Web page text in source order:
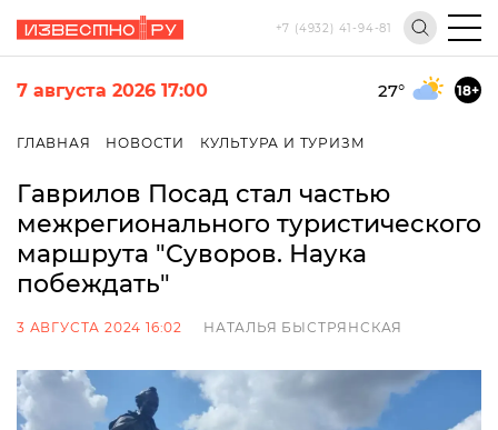
+7 (4932) 41-94-81
7 августа 2026 17:00 27° 18+
ГЛАВНАЯ НОВОСТИ КУЛЬТУРА И ТУРИЗМ
Гаврилов Посад стал частью
межрегионального туристического
маршрута "Суворов. Наука
побеждать"
3 АВГУСТА 2024 16:02 НАТАЛЬЯ БЫСТРЯНСКАЯ